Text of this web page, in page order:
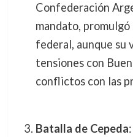
Confederación
mandato,
federal, aunque su
tensiones con
conflictos con las
Batalla de Cepeda